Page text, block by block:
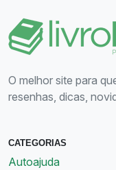
O melhor site para
resenhas, dicas,
CATEGORIAS
Autoajuda